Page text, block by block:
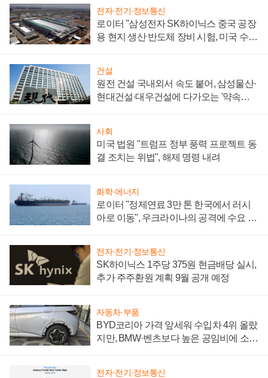
전자·전기·정보통신
로이터 "삼성전자 SK하이닉스 중국 공장
용 현지 생산 반도체 장비 시험, 미국 수출
건설
원전 건설 국내외서 속도 붙어, 삼성물산·
현대건설·대우건설에 다가오는 '약속의
사회
미국 법원 "트럼프 정부 풍력 프로젝트 동
결 조치는 위법", 해제 명령 내려
화학·에너지
로이터 "정제연료 3만 톤 한국에서 러시
아로 이동", 우크라이나의 공격에 수요 늘
전자·전기·정보통신
SK하이닉스 1주당 375원 현금배당 실시,
추가 주주환원 계획 9월 공개 예정
자동차·부품
BYD코리아 가격 앞세워 수입차 4위 올랐
지만, BMW·벤츠보다 높은 공임비에 소비
전자·전기·정보통신